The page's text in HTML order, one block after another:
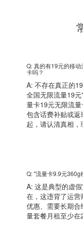
Q: 真的有19元的移
卡吗？
A: 不存在真正的
全国无限流量19
量卡19元无限流
包含话费补贴或
起，请认清真相，
Q: "流量卡9.9元360g
A: 这是典型的虚
在，这违背了运营
优惠、需要长期
量套餐月租至少在